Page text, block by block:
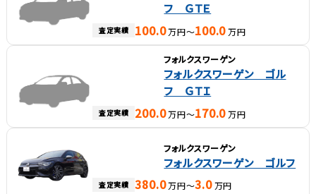
フ ＧＴＥ
査定実績 100.0万円～100.0万円
フォルクスワーゲン
フォルクスワーゲン ゴル
フ ＧＴＩ
査定実績 200.0万円～170.0万円
フォルクスワーゲン
フォルクスワーゲン ゴルフ
査定実績 380.0万円～3.0万円